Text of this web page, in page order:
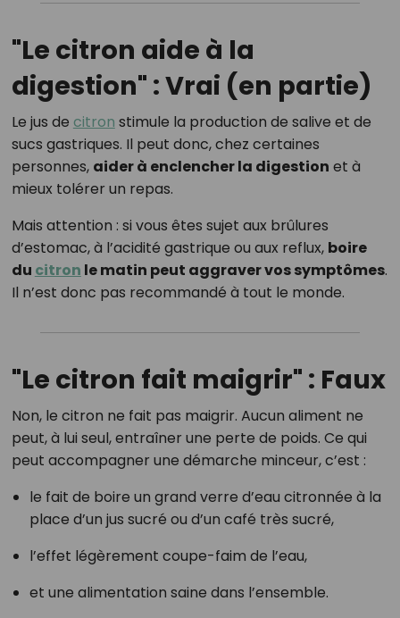
"Le citron aide à la
digestion" : Vrai (en partie)
Le jus de citron stimule la production de salive et de
sucs gastriques. Il peut donc, chez certaines
personnes, aider à enclencher la digestion et à
mieux tolérer un repas.
Mais attention : si vous êtes sujet aux brûlures
d’estomac, à l’acidité gastrique ou aux reflux, boire
du citron le matin peut aggraver vos symptômes.
Il n’est donc pas recommandé à tout le monde.
"Le citron fait maigrir" : Faux
Non, le citron ne fait pas maigrir. Aucun aliment ne
peut, à lui seul, entraîner une perte de poids. Ce qui
peut accompagner une démarche minceur, c’est :
le fait de boire un grand verre d’eau citronnée à la
place d’un jus sucré ou d’un café très sucré,
l’effet légèrement coupe-faim de l’eau,
et une alimentation saine dans l’ensemble.